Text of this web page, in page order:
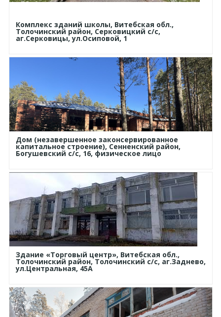
Комплекс зданий школы, Витебская обл.,
Толочинский район, Серковицкий с/с,
аг.Серковицы, ул.Осиповой, 1
Дом (незавершенное законсервированное
капитальное строение), Сенненский район,
Богушевский с/с, 16, физическое лицо
Здание «Торговый центр», Витебская обл.,
Толочинский район, Толочинский с/с, аг.Заднево,
ул.Центральная, 45А